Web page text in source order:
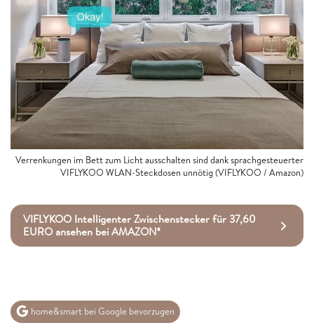
Verrenkungen im Bett zum Licht ausschalten sind dank sprachgesteuerter
VIFLYKOO WLAN-Steckdosen unnötig (VIFLYKOO / Amazon)
VIFLYKOO Intelligenter Zwischenstecker für 37,60
EURO ansehen bei AMAZON*
home&smart bei Google bevorzugen